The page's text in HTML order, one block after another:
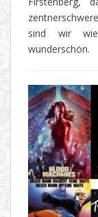
sind wir wie
wunderschön.